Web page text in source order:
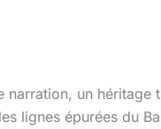
un héritage
lignes épurées du